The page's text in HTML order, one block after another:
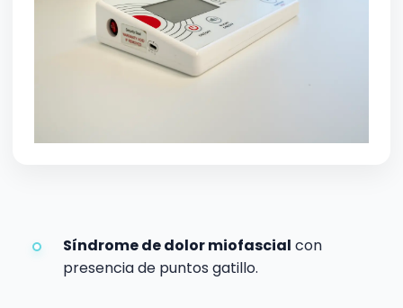
Síndrome de dolor miofascial con
presencia de puntos gatillo.